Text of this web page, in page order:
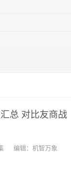
总 对比友商战
编辑：机智万象